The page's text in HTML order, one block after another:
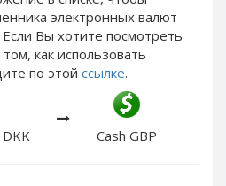
электронных валют
Вы хотите посмотреть
как использовать
по этой ссылке.
Cash GBP
PayPal CAD
PayPal AUD
PayPal RUB
PayPal CZK
PayPal DKK